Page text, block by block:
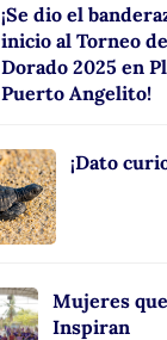
¡Se dio el
inicio al Torneo
Dorado 2025 en
Puerto Angelito!
¡Dato
Mujeres que
Inspiran